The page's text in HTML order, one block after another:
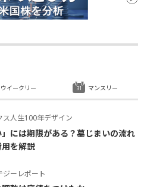
ス人生100年デザイン
」には期限がある？墓じまいの流れ
を解説
ジーレポート
ウイークリー マンスリー